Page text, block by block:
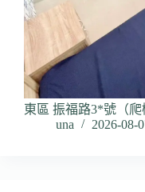
東區 振福路3*號（
una
2026-08-